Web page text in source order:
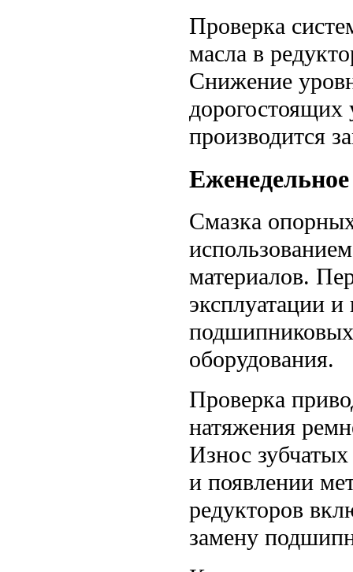
Проверка
масла в
Снижение
дорогостоящих
производится
Смазка
материалов.
эксплуатации
подшипниковых
оборудования.
Проверка
натяжения
Износ
и появлении
редукторов
замену